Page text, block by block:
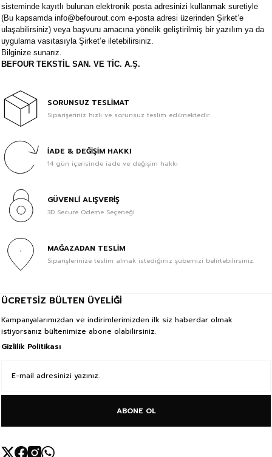
sisteminde kayıtlı bulunan elektronik posta adresinizi kullanmak suretiyle
(Bu kapsamda info@befourout.com e-posta adresi üzerinden Şirket’e
ulaşabilirsiniz) veya başvuru amacına yönelik geliştirilmiş bir yazılım ya da
uygulama vasıtasıyla Şirket’e iletebilirsiniz.
Bilginize sunarız.
BEFOUR TEKSTİL SAN. VE TİC. A.Ş.
SORUNSUZ TESLİMAT
Siparişeriniz hızlı ve sorunsuz teslim edilmektedir.
İADE & DEĞİŞİM HAKKI
14 gün içerisinde iade ve değişim hakkı
GÜVENLİ ALIŞVERİŞ
3D Secure Ödeme Seçeneği
MAĞAZADAN TESLİM
Siparişlerinize teslim almak istediğiniz şubemizi belirtebilirsiniz.
ÜCRETSİZ BÜLTEN ÜYELİĞİ
Kampanyalarımızdan ve indirimlerimizden ilk siz haberdar olmak
istiyorsanız bültenimize abone olabilirsiniz.
Gizlilik Politikası
ABONE OL